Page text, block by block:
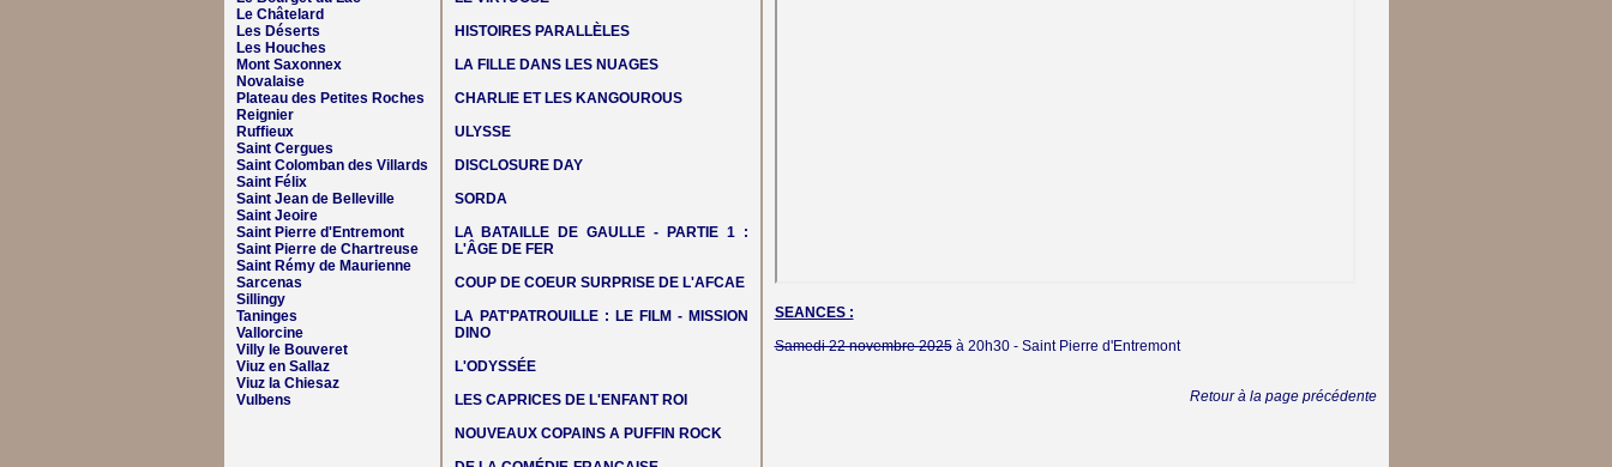
Le Châtelard
Les Déserts
Les Houches
Mont Saxonnex
Novalaise
Plateau des Petites Roches
Reignier
Ruffieux
Saint Cergues
Saint Colomban des Villards
Saint Félix
Saint Jean de Belleville
Saint Jeoire
Saint Pierre d'Entremont
Saint Pierre de Chartreuse
Saint Rémy de Maurienne
Sarcenas
Sillingy
Taninges
Vallorcine
Villy le Bouveret
Viuz en Sallaz
Viuz la Chiesaz
Vulbens
HISTOIRES PARALLÈLES
LA FILLE DANS LES NUAGES
CHARLIE ET LES KANGOUROUS
ULYSSE
DISCLOSURE DAY
SORDA
LA BATAILLE DE GAULLE - PARTIE 1 :
L'ÂGE DE FER
COUP DE COEUR SURPRISE DE L'AFCAE
LA PAT'PATROUILLE : LE FILM - MISSION
DINO
L'ODYSSÉE
LES CAPRICES DE L'ENFANT ROI
NOUVEAUX COPAINS A PUFFIN ROCK
SEANCES :
Samedi 22 novembre 2025à 20h30 - Saint Pierre d'Entremont
Retour à la page précédente